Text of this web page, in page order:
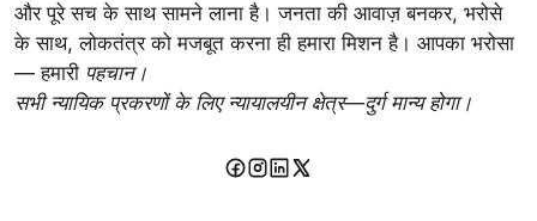
और पूरे सच के साथ सामने लाना है। जनता की आवाज़ बनकर, भरोसे
के साथ, लोकतंत्र को मजबूत करना ही हमारा मिशन है। आपका भरोसा
— हमारी पहचान।
सभी न्यायिक प्रकरणों के लिए न्यायालयीन क्षेत्र—दुर्ग मान्य होगा।